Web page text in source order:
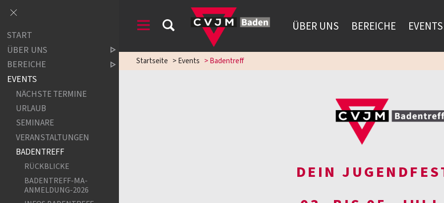
ÜBER UNS BEREICHE EVENTS
Startseite >Events >Badentreff
DEIN
START
ÜBER UNS
BEREICHE
EVENTS
NÄCHSTE TERMINE
URLAUB
SEMINARE
VERANSTALTUNGEN
BADENTREFF
RÜCKBLICKE
BADENTREFF-MA-
ANMELDUNG-2026